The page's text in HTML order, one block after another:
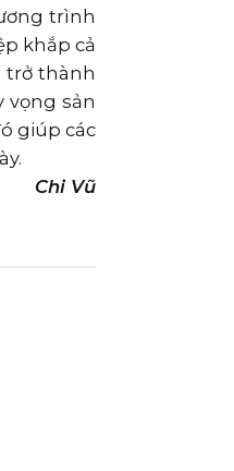
trình
khắp cả
trở thành
vọng sản
giúp các
Chi Vũ